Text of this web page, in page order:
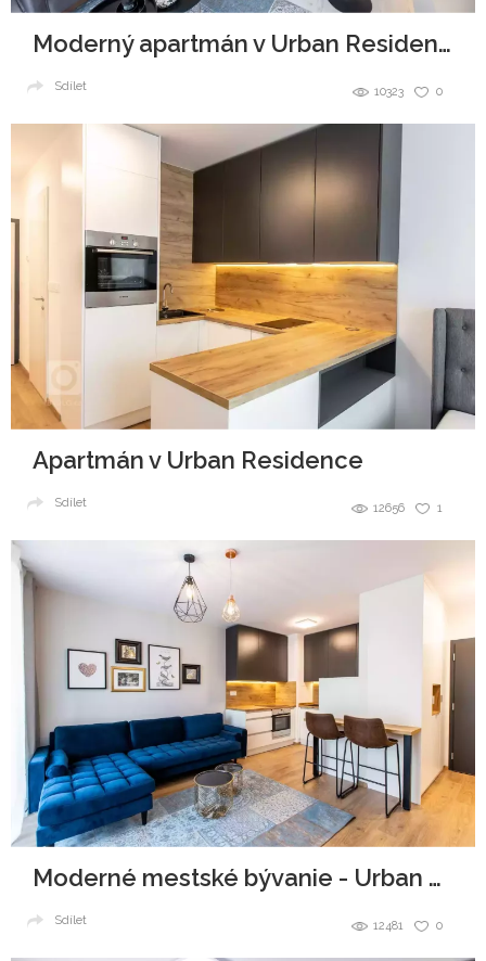
Moderný apartmán v Urban Residence, Bratislava
0
10323
Sdílet
Apartmán v Urban Residence
1
12656
Sdílet
Moderné mestské bývanie - Urban Residence
0
12481
Sdílet